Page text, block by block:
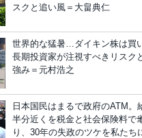
スクと追い風＝大畠典仁
世界的な猛暑…ダイキン株は買
長期投資家が注視すべきリスク
強み＝元村浩之
日本国民はまるで政府のATM。
半分近くを税金と社会保険料で
り、30年の失政のツケを私たち